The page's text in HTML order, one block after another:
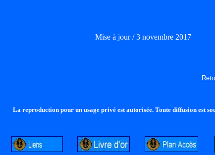
Mise à jour / 3 novembre 2017
La reproduction pour un usage privé est autorisée. Toute diffusion est